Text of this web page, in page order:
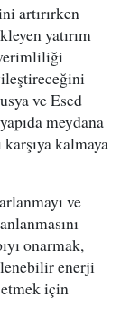
artırırken
yatırım
ve Esed
meydana
kalmaya
ve
onarmak,
enerji
için